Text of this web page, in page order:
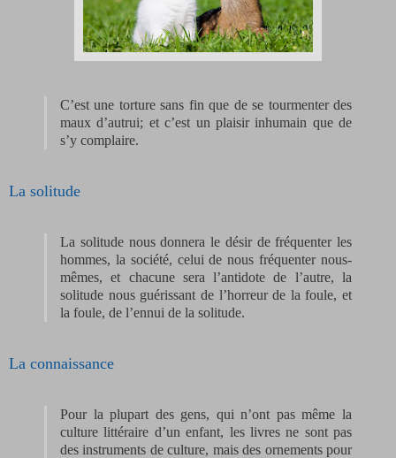
C’est une torture sans fin que de se tourmenter des
maux d’autrui; et c’est un plaisir inhumain que de
s’y complaire.
La solitude
La solitude nous donnera le désir de fréquenter les
hommes, la société, celui de nous fréquenter nous-
mêmes, et chacune sera l’antidote de l’autre, la
solitude nous guérissant de l’horreur de la foule, et
la foule, de l’ennui de la solitude.
La connaissance
Pour la plupart des gens, qui n’ont pas même la
culture littéraire d’un enfant, les livres ne sont pas
des instruments de culture, mais des ornements pour